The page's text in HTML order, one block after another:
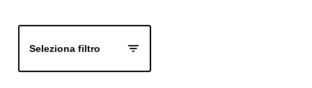
Seleziona filtro